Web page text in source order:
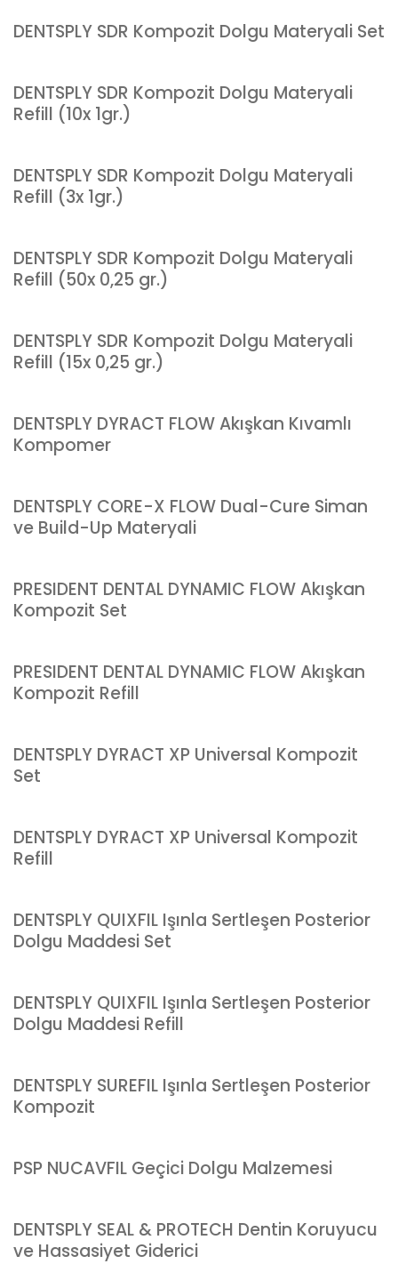
DENTSPLY SDR Kompozit Dolgu Materyali Set
DENTSPLY SDR Kompozit Dolgu Materyali
Refill (10x 1gr.)
DENTSPLY SDR Kompozit Dolgu Materyali
Refill (3x 1gr.)
DENTSPLY SDR Kompozit Dolgu Materyali
Refill (50x 0,25 gr.)
DENTSPLY SDR Kompozit Dolgu Materyali
Refill (15x 0,25 gr.)
DENTSPLY DYRACT FLOW Akışkan Kıvamlı
Kompomer
DENTSPLY CORE-X FLOW Dual-Cure Siman
ve Build-Up Materyali
PRESIDENT DENTAL DYNAMIC FLOW Akışkan
Kompozit Set
PRESIDENT DENTAL DYNAMIC FLOW Akışkan
Kompozit Refill
DENTSPLY DYRACT XP Universal Kompozit
Set
DENTSPLY DYRACT XP Universal Kompozit
Refill
DENTSPLY QUIXFIL Işınla Sertleşen Posterior
Dolgu Maddesi Set
DENTSPLY QUIXFIL Işınla Sertleşen Posterior
Dolgu Maddesi Refill
DENTSPLY SUREFIL Işınla Sertleşen Posterior
Kompozit
PSP NUCAVFIL Geçici Dolgu Malzemesi
DENTSPLY SEAL & PROTECH Dentin Koruyucu
ve Hassasiyet Giderici